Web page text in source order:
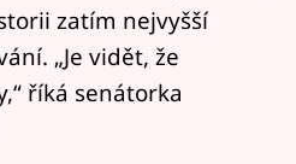
zatím nejvyšší
„Je vidět, že
říká senátorka